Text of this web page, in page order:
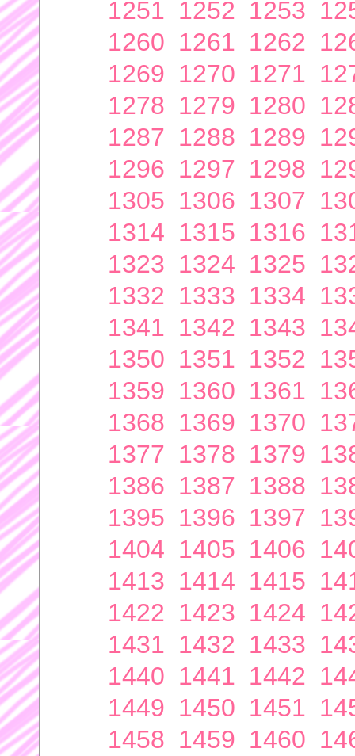
1251 1252 1253
1260 1261 1262
1269 1270 1271
1278 1279 1280
1287 1288 1289
1296 1297 1298
1305 1306 1307
1314 1315 1316
1323 1324 1325
1332 1333 1334
1341 1342 1343
1350 1351 1352
1359 1360 1361
1368 1369 1370
1377 1378 1379
1386 1387 1388
1395 1396 1397
1404 1405 1406
1413 1414 1415
1422 1423 1424
1431 1432 1433
1440 1441 1442
1449 1450 1451
1458 1459 1460